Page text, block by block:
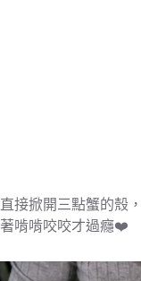
直接掀開三點蟹的殼
著啃啃咬咬才過癮❤️